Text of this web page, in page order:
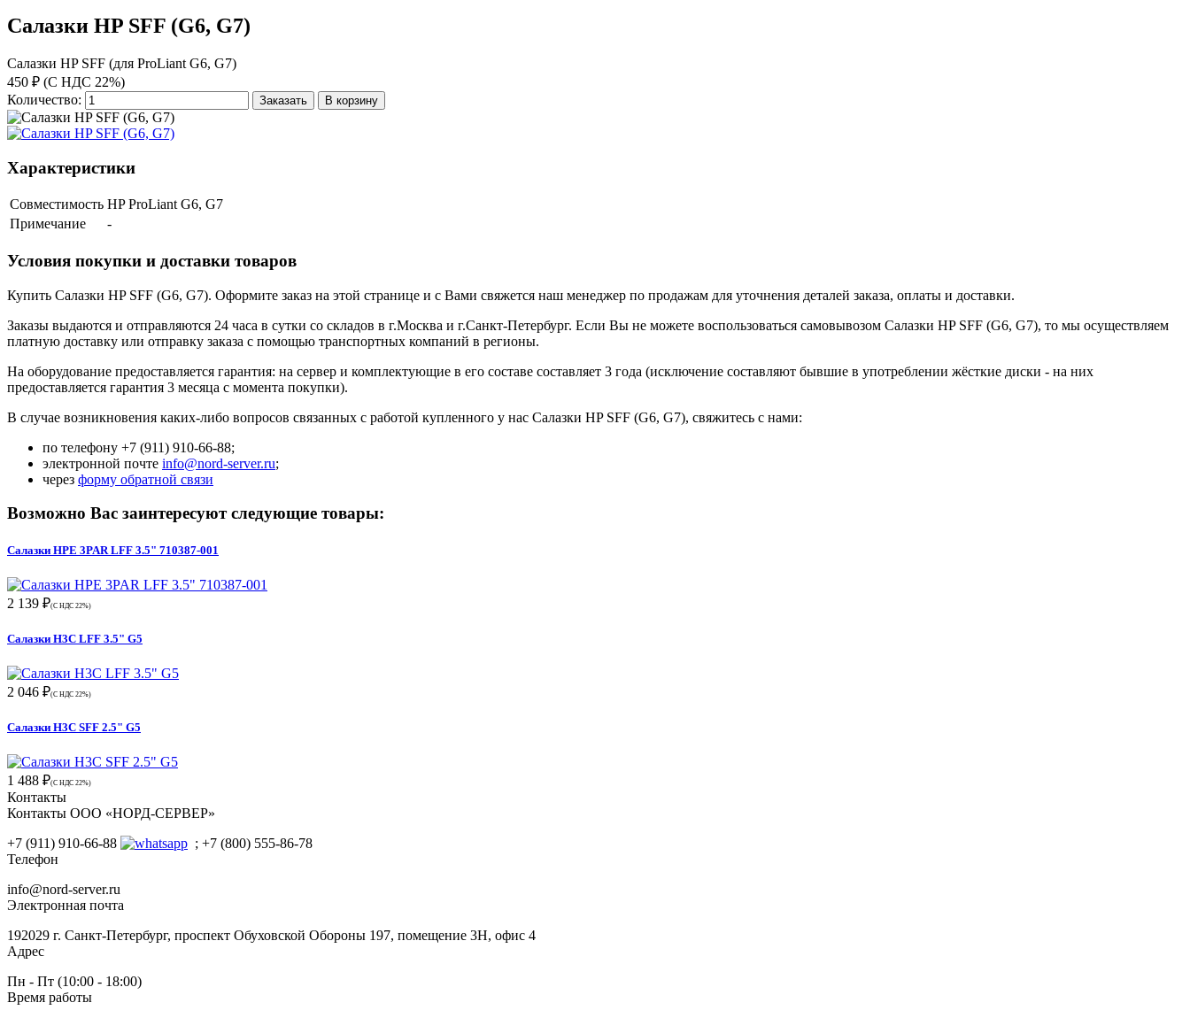
Салазки HP SFF (G6, G7)
Салазки HP SFF (для ProLiant G6, G7)
450 ₽ (С НДС 22%)
Количество:
Заказать В корзину
Характеристики
Совместимость HP ProLiant G6, G7
Примечание
-
Условия покупки и доставки товаров
Купить Салазки HP SFF (G6, G7). Оформите заказ на этой странице и с Вами свяжется наш менеджер по продажам для уточнения деталей заказа, оплаты и доставки.
Заказы выдаются и отправляются 24 часа в сутки со складов в г.Москва и г.Санкт-Петербург. Если Вы не можете воспользоваться самовывозом Салазки HP SFF (G6, G7), то мы осуществляем
платную доставку или отправку заказа с помощью транспортных компаний в регионы.
На оборудование предоставляется гарантия: на сервер и комплектующие в его составе составляет 3 года (исключение составляют бывшие в употреблении жёсткие диски - на них
предоставляется гарантия 3 месяца с момента покупки).
В случае возникновения каких-либо вопросов связанных с работой купленного у нас Салазки HP SFF (G6, G7), свяжитесь с нами:
по телефону +7 (911) 910-66-88;
электронной почте info@nord-server.ru;
через форму обратной связи
Возможно Вас заинтересуют следующие товары:
Салазки HPE 3PAR LFF 3.5" 710387-001
2 139 ₽(С НДС 22%)
Салазки H3C LFF 3.5" G5
2 046 ₽(С НДС 22%)
Салазки H3C SFF 2.5" G5
1 488 ₽(С НДС 22%)
Контакты
Контакты ООО «НОРД-СЕРВЕР»
+7 (911) 910-66-88
; +7 (800) 555-86-78
Телефон
info@nord-server.ru
Электронная почта
192029 г. Санкт-Петербург, проспект Обуховской Обороны 197, помещение 3Н, офис 4
Адрес
Пн - Пт (10:00 - 18:00)
Время работы